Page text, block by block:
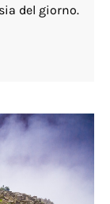
del giorno.